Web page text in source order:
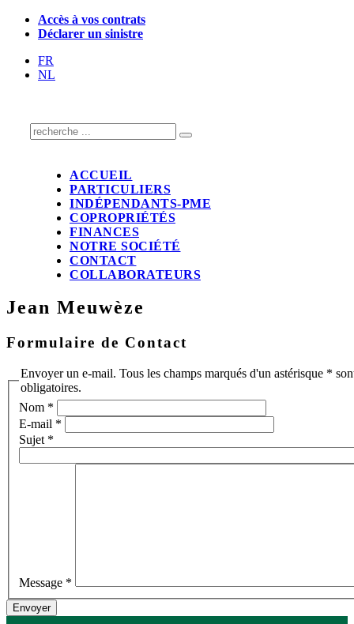
Accès à vos contrats
Déclarer un sinistre
FR
NL
ACCUEIL
PARTICULIERS
INDÉPENDANTS-PME
COPROPRIÉTÉS
FINANCES
NOTRE SOCIÉTÉ
CONTACT
COLLABORATEURS
Jean Meuwèze
Formulaire de Contact
Envoyer un e-mail. Tous les champs marqués d'un astérisque *
obligatoires.
Nom *
E-mail *
Sujet *
Message *
Envoyer